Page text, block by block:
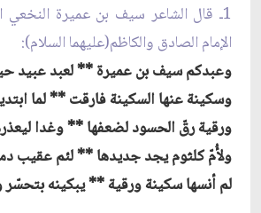
1ـ قال الشاعر سيف بن عميرة
الإمام الصادق والكاظم(عليهما السلام):
وعبدكم سيف بن عميرة ** لعبد عبيد
وسكينة عنها السكينة فارقت ** لما
ورقية رقّ الحسود لضعفها ** وغدا
ولأُمّ كلثوم يجد جديدها ** لئم عقيب
لم أنسها سكينة ورقية ** يبكينه بتحسّر